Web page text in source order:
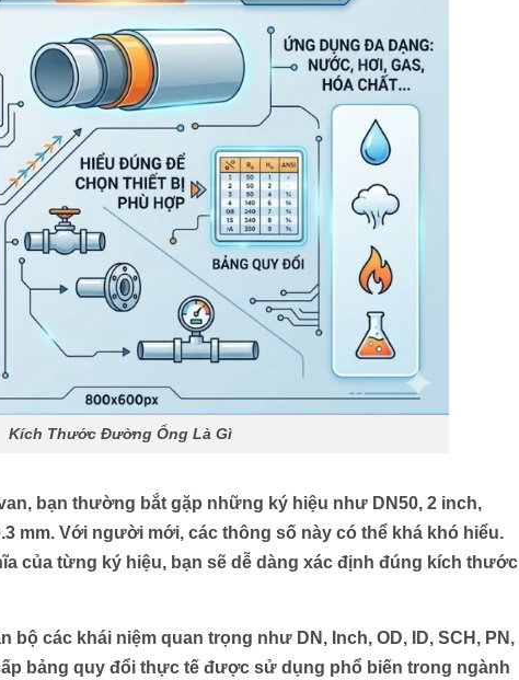
Kích Thước Đường Ống Là Gì
bạn thường bắt gặp những ký hiệu như DN50, 2 inch,
mm. Với người mới, các thông số này có thể khá khó hiểu.
của từng ký hiệu, bạn sẽ dễ dàng xác định đúng kích thước
bộ các khái niệm quan trọng như DN, Inch, OD, ID, SCH, PN,
bảng quy đổi thực tế được sử dụng phổ biến trong ngành